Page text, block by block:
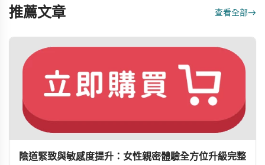
推薦文章 查看全部→
陰道緊致與敏感度提升：女性親密體驗全方位升級完整